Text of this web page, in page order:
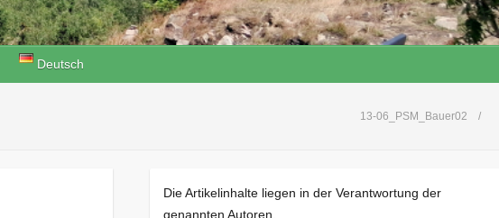
Deutsch
13-06_PSM_Bauer02
Die Artikelinhalte liegen in der Verantwortung der
genannten Autoren.